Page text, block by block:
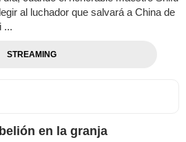
al luchador que salvará a China de
...
STREAMING
en la granja